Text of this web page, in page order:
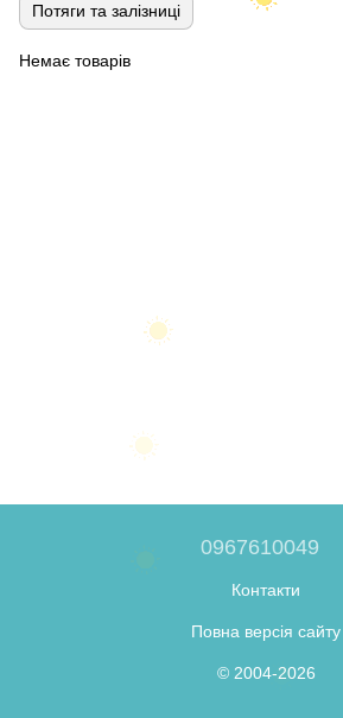
Потяги та залізниці
Немає товарів
0967610049
Контакти
Повна версія сайту
© 2004-2026